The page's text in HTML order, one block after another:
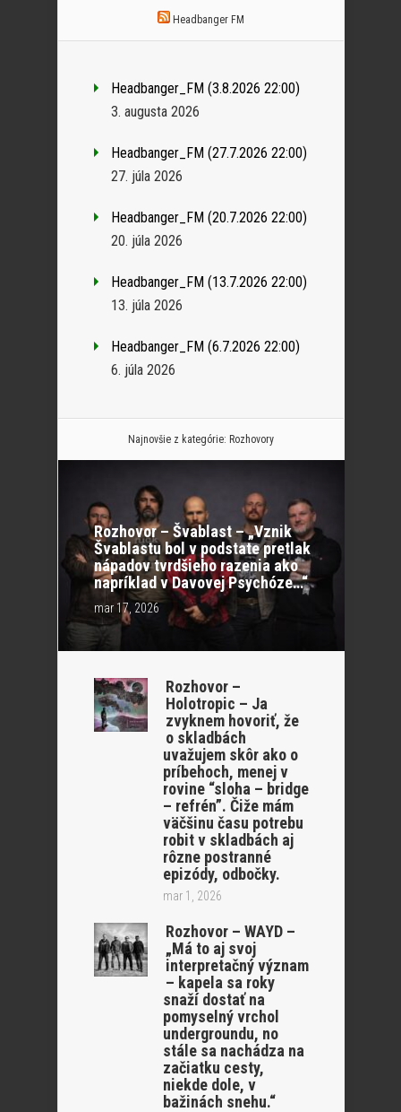
Headbanger FM
Headbanger_FM (3.8.2026 22:00)
3. augusta 2026
Headbanger_FM (27.7.2026 22:00)
27. júla 2026
Headbanger_FM (20.7.2026 22:00)
20. júla 2026
Headbanger_FM (13.7.2026 22:00)
13. júla 2026
Headbanger_FM (6.7.2026 22:00)
6. júla 2026
Najnovšie z kategórie: Rozhovory
Rozhovor – Švablast – „Vznik
Švablastu bol v podstate pretlak
nápadov tvrdšieho razenia ako
napríklad v Davovej Psychóze…“
mar 17, 2026
Rozhovor –
Holotropic – Ja
zvyknem hovoriť, že
o skladbách
uvažujem skôr ako o
príbehoch, menej v
rovine “sloha – bridge
– refrén”. Čiže mám
väčšinu času potrebu
robit v skladbách aj
rôzne postranné
epizódy, odbočky.
mar 1, 2026
Rozhovor – WAYD –
„Má to aj svoj
interpretačný význam
– kapela sa roky
snaží dostať na
pomyselný vrchol
undergroundu, no
stále sa nachádza na
začiatku cesty,
niekde dole, v
bažinách snehu.“